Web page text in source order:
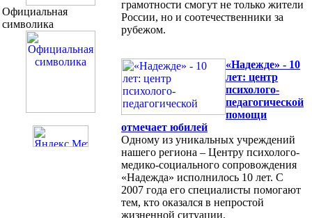
Официальная
символика
грамотности смогут не только жители
России, но и соотечественники за
рубежом.
«Надежде» - 10
лет: центр
психолого-
педагогической
помощи
отмечает юбилей
Одному из уникальных учреждений
нашего региона – Центру психолого-
медико-социального сопровождения
«Надежда» исполнилось 10 лет. С
2007 года его специалисты помогают
тем, кто оказался в непростой
жизненной ситуации.